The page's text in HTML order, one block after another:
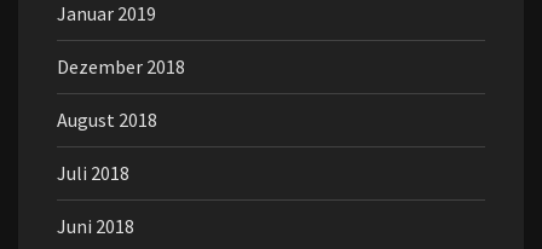
Januar 2019
Dezember 2018
August 2018
Juli 2018
Juni 2018